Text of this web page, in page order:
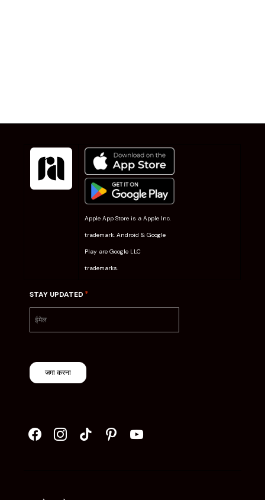
Apple App Store is a Apple Inc.
trademark. Android & Google
Play are Google LLC
trademarks.
STAY UPDATED *
जमा करना